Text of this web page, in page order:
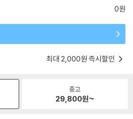
0원
최대 2,000원 즉시할인
중고
29,800원~